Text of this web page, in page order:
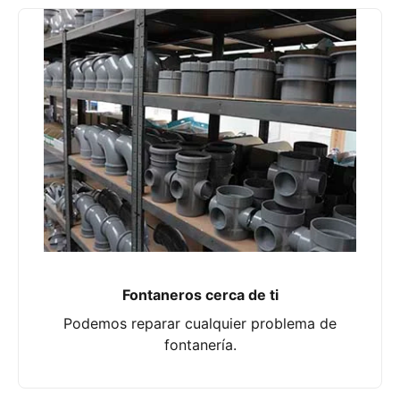
Fontaneros cerca de ti
Podemos reparar cualquier problema de
fontanería.